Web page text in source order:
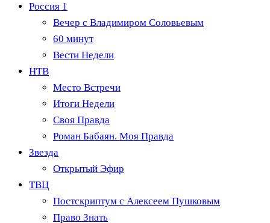
Россия 1
Вечер с Владимиром Соловьевым
60 минут
Вести Недели
НТВ
Место Встречи
Итоги Недели
Своя Правда
Роман Бабаян. Моя Правда
Звезда
Открытый Эфир
ТВЦ
Постскриптум с Алексеем Пушковым
Право Знать